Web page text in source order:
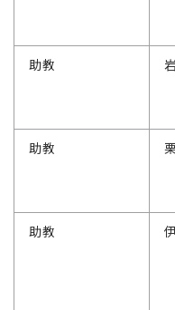
助教
助教
助教